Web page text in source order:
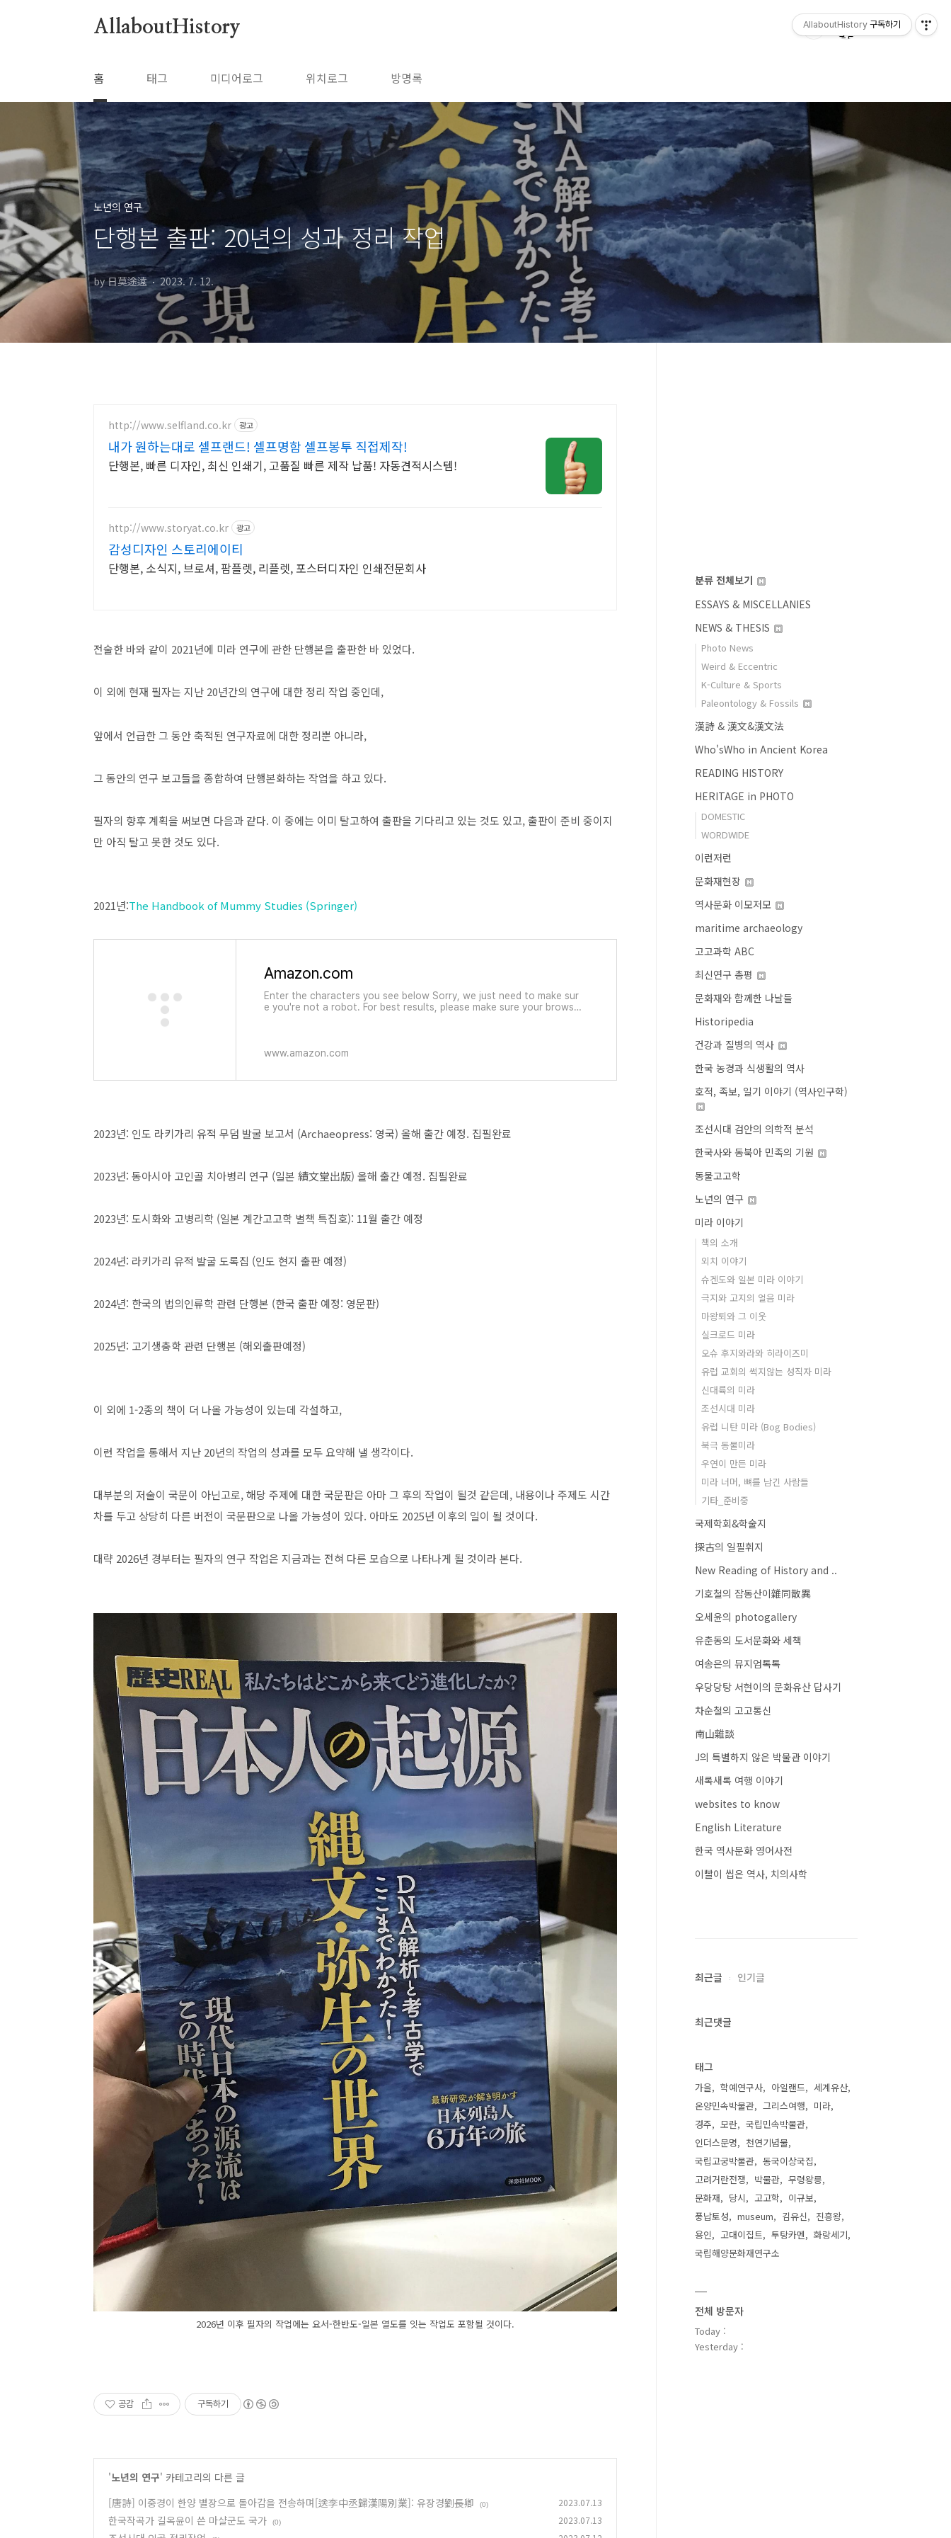
AllaboutHistory
홈 태그 미디어로그 위치로그 방명록
노년의 연구
단행본 출판: 20년의 성과 정리 작업
by 日莫途遠 2023. 7. 12.
http://www.selfland.co.kr 광고
내가 원하는대로 셀프랜드! 셀프명함 셀프봉투 직접제작!
단행본, 빠른 디자인, 최신 인쇄기, 고품질 빠른 제작 납품! 자동견적시스템!
http://www.storyat.co.kr 광고
감성디자인 스토리에이티
단행본, 소식지, 브로셔, 팜플렛, 리플렛, 포스터디자인 인쇄전문회사
전술한 바와 같이 2021년에 미라 연구에 관한 단행본을 출판한 바 있었다.
이 외에 현재 필자는 지난 20년간의 연구에 대한 정리 작업 중인데,
앞에서 언급한 그 동안 축적된 연구자료에 대한 정리뿐 아니라,
그 동안의 연구 보고들을 종합하여 단행본화하는 작업을 하고 있다.
필자의 향후 계획을 써보면 다음과 같다. 이 중에는 이미 탈고하여 출판을 기다리고 있는 것도 있고, 출판이 준비 중이지
만 아직 탈고 못한 것도 있다.
2021년:The Handbook of Mummy Studies (Springer)
Amazon.com
Enter the characters you see below Sorry, we just need to make sur
e you're not a robot. For best results, please make sure your browser
www.amazon.com
2023년: 인도 라키가리 유적 무덤 발굴 보고서 (Archaeopress: 영국) 올해 출간 예정. 집필완료
2023년: 동아시아 고인골 치아병리 연구 (일본 績文堂出版) 올해 출간 예정. 집필완료
2023년: 도시화와 고병리학 (일본 계간고고학 별책 특집호): 11월 출간 예정
2024년: 라키가리 유적 발굴 도록집 (인도 현지 출판 예정)
2024년: 한국의 법의인류학 관련 단행본 (한국 출판 예정: 영문판)
2025년: 고기생충학 관련 단행본 (해외출판예정)
이 외에 1-2종의 책이 더 나올 가능성이 있는데 각설하고,
이런 작업을 통해서 지난 20년의 작업의 성과를 모두 요약해 낼 생각이다.
대부분의 저술이 국문이 아닌고로, 해당 주제에 대한 국문판은 아마 그 후의 작업이 될것 같은데, 내용이나 주제도 시간
차를 두고 상당히 다른 버전이 국문판으로 나올 가능성이 있다. 아마도 2025년 이후의 일이 될 것이다.
대략 2026년 경부터는 필자의 연구 작업은 지금과는 전혀 다른 모습으로 나타나게 될 것이라 본다.
2026년 이후 필자의 작업에는 요서-한반도-일본 열도를 잇는 작업도 포함될 것이다.
공감 구독하기
'노년의 연구' 카테고리의 다른 글
[唐詩] 이중경이 한양 별장으로 돌아감을 전송하며[送李中丞歸漢陽別業]: 유장경劉長卿
(0) 2023.07.13
한국작곡가 길옥윤이 쓴 마샬군도 국가 (0) 2023.07.13
분류 전체보기
ESSAYS & MISCELLANIES
NEWS & THESIS
Photo News
Weird & Eccentric
K-Culture & Sports
Paleontology & Fossils
漢詩 & 漢文&漢文法
Who'sWho in Ancient Korea
READING HISTORY
HERITAGE in PHOTO
DOMESTIC
WORDWIDE
이런저런
문화재현장
역사문화 이모저모
maritime archaeology
고고과학 ABC
최신연구 총평
문화재와 함께한 나날들
Historipedia
건강과 질병의 역사
한국 농경과 식생활의 역사
호적, 족보, 일기 이야기 (역사인구학)
조선시대 검안의 의학적 분석
한국사와 동북아 민족의 기원
동물고고학
노년의 연구
미라 이야기
책의 소개
외치 이야기
슈겐도와 일본 미라 이야기
극지와 고지의 얼음 미라
마왕퇴와 그 이웃
실크로드 미라
오슈 후지와라와 히라이즈미
유럽 교회의 썩지않는 성직자 미라
신대륙의 미라
조선시대 미라
유럽 니탄 미라 (Bog Bodies)
북극 동물미라
우연이 만든 미라
미라 너머, 뼈를 남긴 사람들
기타_준비중
국제학회&학술지
探古의 일필휘지
New Reading of History and ..
기호철의 잡동산이雜同散異
오세윤의 photogallery
유춘동의 도서문화와 세책
여송은의 뮤지엄톡톡
우당당탕 서현이의 문화유산 답사기
차순철의 고고통신
南山雜談
J의 특별하지 않은 박물관 이야기
새록새록 여행 이야기
websites to know
English Literature
한국 역사문화 영어사전
이빨이 씹은 역사, 치의사학
최근글 인기글
최근댓글
태그
가을 학예연구사 아일랜드
세계유산
온양민속박물관
그리스여행
미라
경주
모란
국립민속박물관
인더스문명
천연기념물
국립고궁박물관
동국이상국집
고려거란전쟁
박물관
무령왕릉
문화재
당시 고고학
이규보
풍납토성
museum 김유신
진흥왕
용인
고대이집트 투탕카멘
화랑세기
국립해양문화재연구소
전체 방문자
Today :
Yesterday :
AllaboutHistory 구독하기